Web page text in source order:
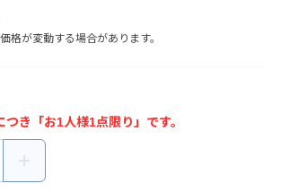
格が変動する場合があります。
き「お1人様1点限り」です。